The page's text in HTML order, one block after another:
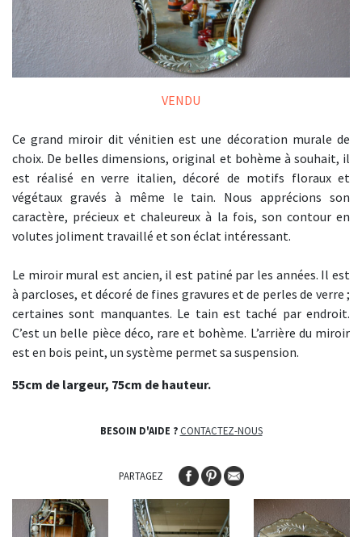
VENDU
Ce grand miroir dit vénitien est une décoration murale de
choix. De belles dimensions, original et bohème à souhait, il
est réalisé en verre italien, décoré de motifs floraux et
végétaux gravés à même le tain. Nous apprécions son
caractère, précieux et chaleureux à la fois, son contour en
volutes joliment travaillé et son éclat intéressant.
Le miroir mural est ancien, il est patiné par les années. Il est
à parcloses, et décoré de fines gravures et de perles de verre ;
certaines sont manquantes. Le tain est taché par endroit.
C’est un belle pièce déco, rare et bohème. L’arrière du miroir
est en bois peint, un système permet sa suspension.
55cm de largeur, 75cm de hauteur.
BESOIN D'AIDE ? CONTACTEZ-NOUS
PARTAGEZ